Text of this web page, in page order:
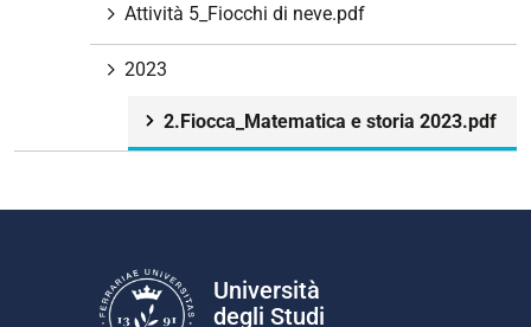
Attività 5_Fiocchi di neve.pdf
2023
2.Fiocca_Matematica e storia 2023.pdf
Università
degli Studi